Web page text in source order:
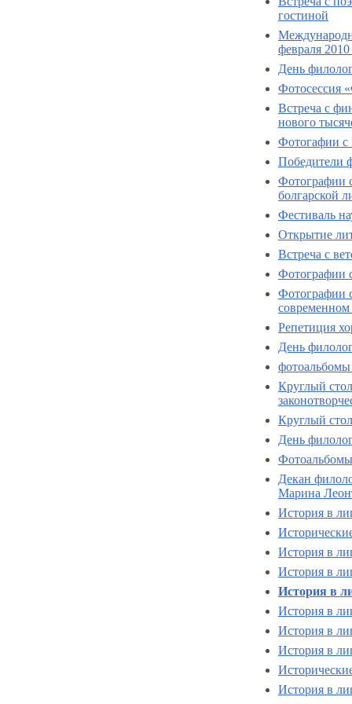
гостиной
февраля 2010
День
Фотосессия
Встреча с
нового
Фотогафии с
Победители
Фотографии
болгарской
Фестиваль
Открытие
Встреча с
Фотографии
Фотографии
Репетиция
День
Круглый
Круглый
День
Декан
Марина
История в
История в
История в
История в
История в
История в
История в
История в